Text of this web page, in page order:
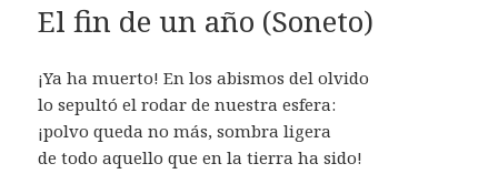
El fin de un año (Soneto)
¡Ya ha muerto! En los abismos del olvido
lo sepultó el rodar de nuestra esfera:
¡polvo queda no más, sombra ligera
de todo aquello que en la tierra ha sido!